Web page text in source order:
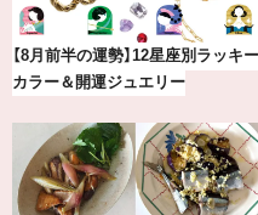
最新版！東京都内のおしゃれな朝活
カフェ＆モーニング9選